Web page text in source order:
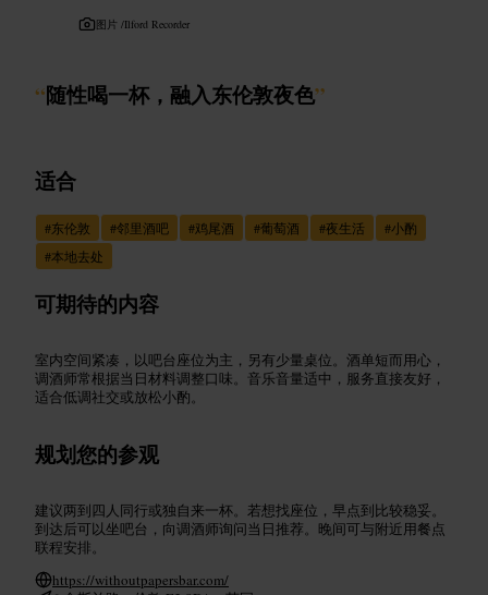
图片 /Ilford Recorder
“随性喝一杯，融入东伦敦夜色”
适合
#东伦敦 #邻里酒吧 #鸡尾酒 #葡萄酒 #夜生活 #小酌
#本地去处
可期待的内容
室内空间紧凑，以吧台座位为主，另有少量桌位。酒单短而用心，
调酒师常根据当日材料调整口味。音乐音量适中，服务直接友好，
适合低调社交或放松小酌。
规划您的参观
建议两到四人同行或独自来一杯。若想找座位，早点到比较稳妥。
到达后可以坐吧台，向调酒师询问当日推荐。晚间可与附近用餐点
联程安排。
https://withoutpapersbar.com/